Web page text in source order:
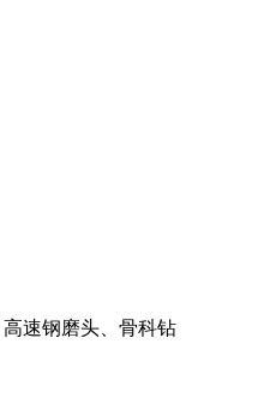
速钢磨头、骨科钻